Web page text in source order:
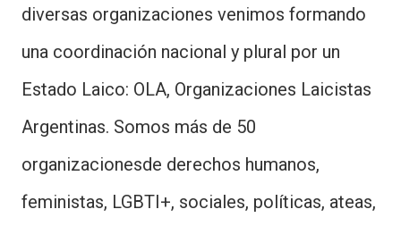
diversas organizaciones venimos formando
una coordinación nacional y plural por un
Estado Laico: OLA, Organizaciones Laicistas
Argentinas. Somos más de 50
organizacionesde derechos humanos,
feministas, LGBTI+, sociales, políticas, ateas,